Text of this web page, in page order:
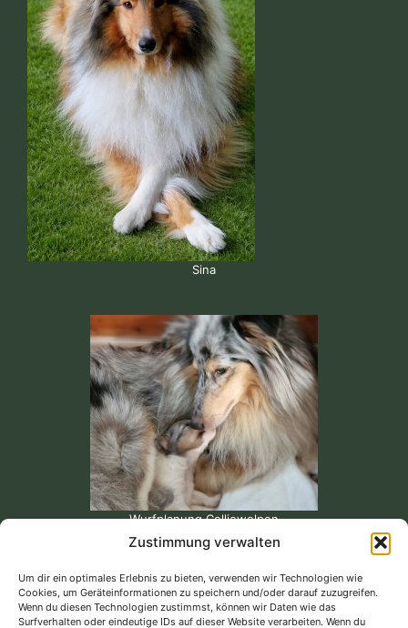
Zustimmung verwalten
Um dir ein optimales Erlebnis zu bieten, verwenden wir Technologien wie
Cookies, um Geräteinformationen zu speichern und/oder darauf zuzugreifen.
Wenn du diesen Technologien zustimmst, können wir Daten wie das
Surfverhalten oder eindeutige IDs auf dieser Website verarbeiten. Wenn du
Sina
Wurfplanung Colliewelpen
Unsere Bewertungen bei Google...